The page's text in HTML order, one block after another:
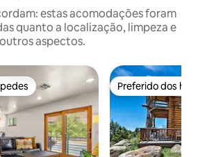
estas acomodações foram
quanto a localização, limpeza e
outros aspectos.
dos hóspedes Preferido dos
Preferido dos